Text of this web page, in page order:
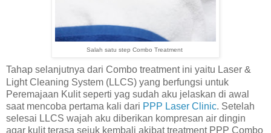
Salah satu step Combo Treatment
Tahap selanjutnya dari Combo treatment ini yaitu Laser &
Light Cleaning System (LLCS) yang berfungsi untuk
Peremajaan Kulit seperti yag sudah aku jelaskan di awal
saat mencoba pertama kali dari PPP Laser Clinic. Setelah
selesai LLCS wajah aku diberikan kompresan air dingin
agar kulit terasa sejuk kembali akibat treatment PPP Combo